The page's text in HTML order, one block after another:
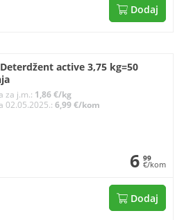
Dodaj
active 3,75 kg=50
za j.m.: 1,86 €/kg
02.05.2025.: 6,99 €/kom
6 99
€/kom
Dodaj